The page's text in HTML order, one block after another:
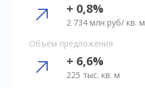
+ 0,8%
2 734 млн руб/ кв. м
Объём предложения
+ 6,6%
225 тыс. кв. м